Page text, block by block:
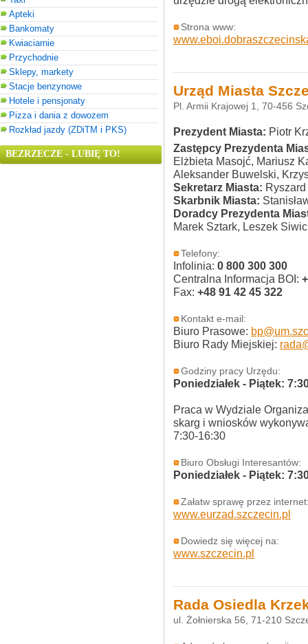
Apteki
Bankomaty
Kwiaciarnie
Przychodnie
Sklepy, markety
Stacje benzynowe
Hotele i pensjonaty
Pizza i dania z dowozem
Rozkład jazdy (ZDiTM i PKS)
BEZRZECZE - LUBIĘ TO!
Strona www:
Urząd Miasta
Pl. Armii Krajowej 1, 70-456
Prezydent Miasta: Piotr
Zastępcy Prezydenta
Elżbieta Masojć, Mariusz
Aleksander Buwelski,
Sekretarz Miasta: Ryszard
Skarbnik Miasta:
Doradcy Prezydenta
Marek Sztark, Leszek
Telefony:
Infolinia: 0 800 300 300
Centralna Informacja BOI:
Fax: +48 91 42 45 322
Kontakt e-mail:
Biuro Prasowe:
Biuro Rady Miejskiej:
Godziny pracy Urzędu:
Poniedziałek - Piątek:
Praca w Wydziale
skarg i wniosków
7:30-16:30
Biuro Obsługi Interesantów:
Poniedziałek - Piątek:
Załatw sprawę przez
www.eurzad.szczecin.pl
Dowiedz się więcej na:
www.szczecin.pl
Rada Osiedla
ul. Żołnierska 56, 71-210